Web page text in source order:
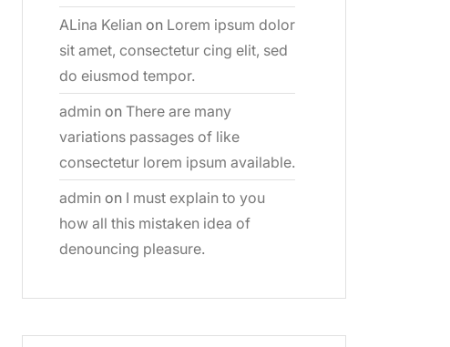
ALina Kelian on Lorem ipsum dolor
sit amet, consectetur cing elit, sed
do eiusmod tempor.
admin on There are many
variations passages of like
consectetur lorem ipsum available.
admin on I must explain to you
how all this mistaken idea of
denouncing pleasure.